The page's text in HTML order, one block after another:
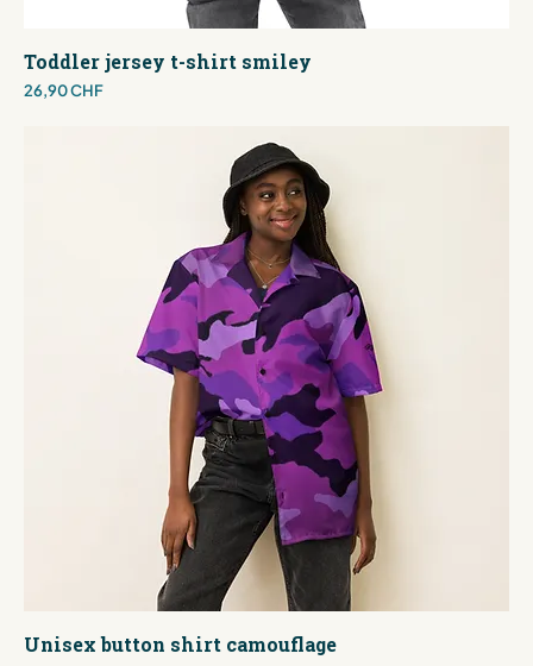
Toddler jersey t-shirt smiley
Preis
26,90 CHF
Unisex button shirt camouflage